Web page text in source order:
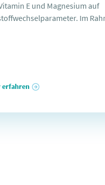
E und Magnesium auf
Im
erfahren